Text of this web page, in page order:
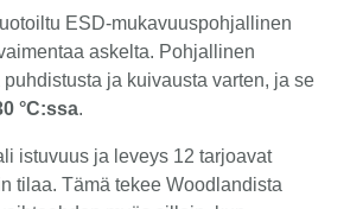
ESD-mukavuuspohjallinen
askelta. Pohjallinen
ja kuivausta varten, ja se
°C:ssa.
istuvuus ja leveys 12 tarjoavat
tilaa. Tämä tekee Woodlandista